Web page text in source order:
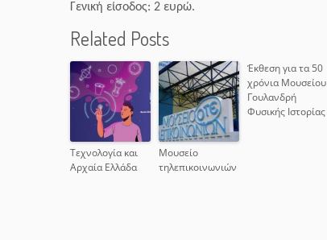
Γενική είσοδος: 2 ευρώ.
Related Posts
Τεχνολογία και
Αρχαία Ελλάδα
Μουσείο
τηλεπικοινωνιών
Έκθεση για τα 50
χρόνια Μουσείου
Γουλανδρή
Φυσικής Ιστορίας